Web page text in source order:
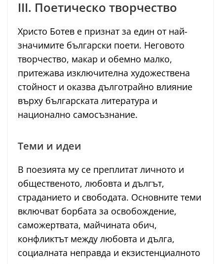
III. Поетическо творчество
Христо Ботев е признат за един от най-
значимите български поети. Неговото
творчество, макар и обемно малко,
притежава изключителна художествена
стойност и оказва дълготрайно влияние
върху българската литература и
национално самосъзнание.
Теми и идеи
В поезията му се преплитат личното и
общественото, любовта и дългът,
страданието и свободата. Основните теми
включват борбата за освобождение,
саможертвата, майчината обич,
конфликтът между любовта и дълга,
социалната неправда и екзистенциалното